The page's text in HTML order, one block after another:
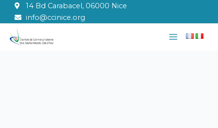
contenu
14 Bd Carabacel, 06000 Nice
info@ccinice.org
Main